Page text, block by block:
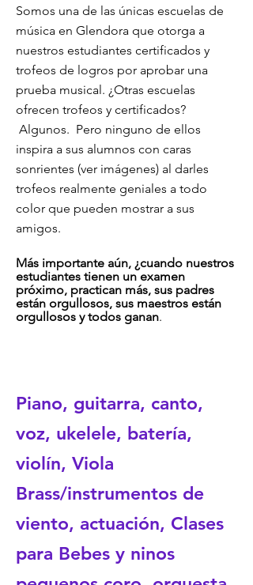
Somos una de las únicas escuelas de
música en Glendora que otorga a
nuestros estudiantes certificados y
trofeos de logros por aprobar una
prueba musical. ¿Otras escuelas
ofrecen trofeos y certificados?
Algunos. Pero ninguno de ellos
inspira a sus alumnos con caras
sonrientes (ver imágenes) al darles
trofeos realmente geniales a todo
color que pueden mostrar a sus
amigos.
Más importante aún, ¿cuando nuestros
estudiantes tienen un examen
próximo, practican más, sus padres
están orgullosos, sus maestros están
orgullosos y todos ganan.
Piano, guitarra, canto,
voz, ukelele, batería,
violín, Viola
Brass/instrumentos de
viento, actuación, Clases
para Bebes y ninos